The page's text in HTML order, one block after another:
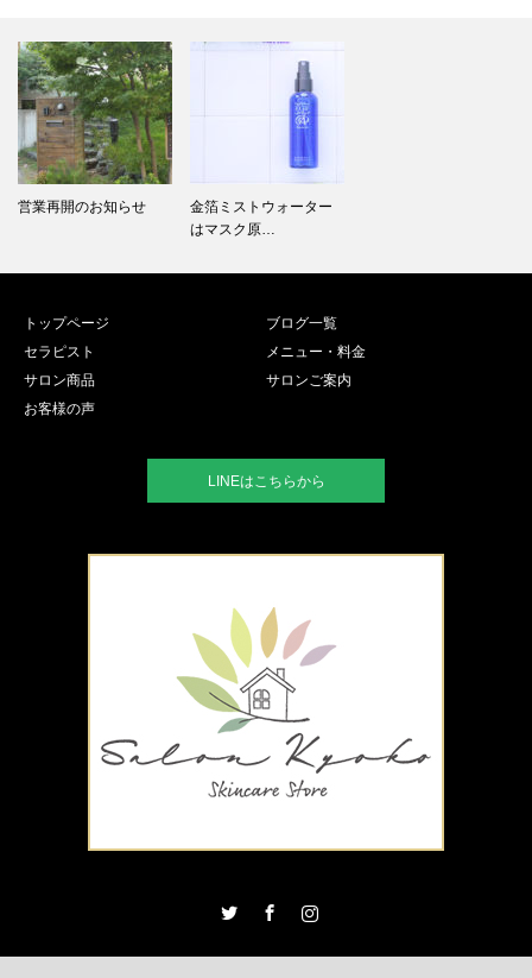
営業再開のお知らせ
金箔ミストウォーター
はマスク原…
トップページ
ブログ一覧
セラピスト
メニュー・料金
サロン商品
サロンご案内
お客様の声
LINEはこちらから